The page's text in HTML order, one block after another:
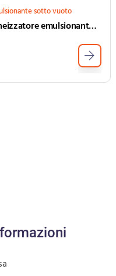
sotto vuoto
Omogeneizzatore emulsionante omogeneizzatore ad alta miscelatore emulsionante ad alto taglio